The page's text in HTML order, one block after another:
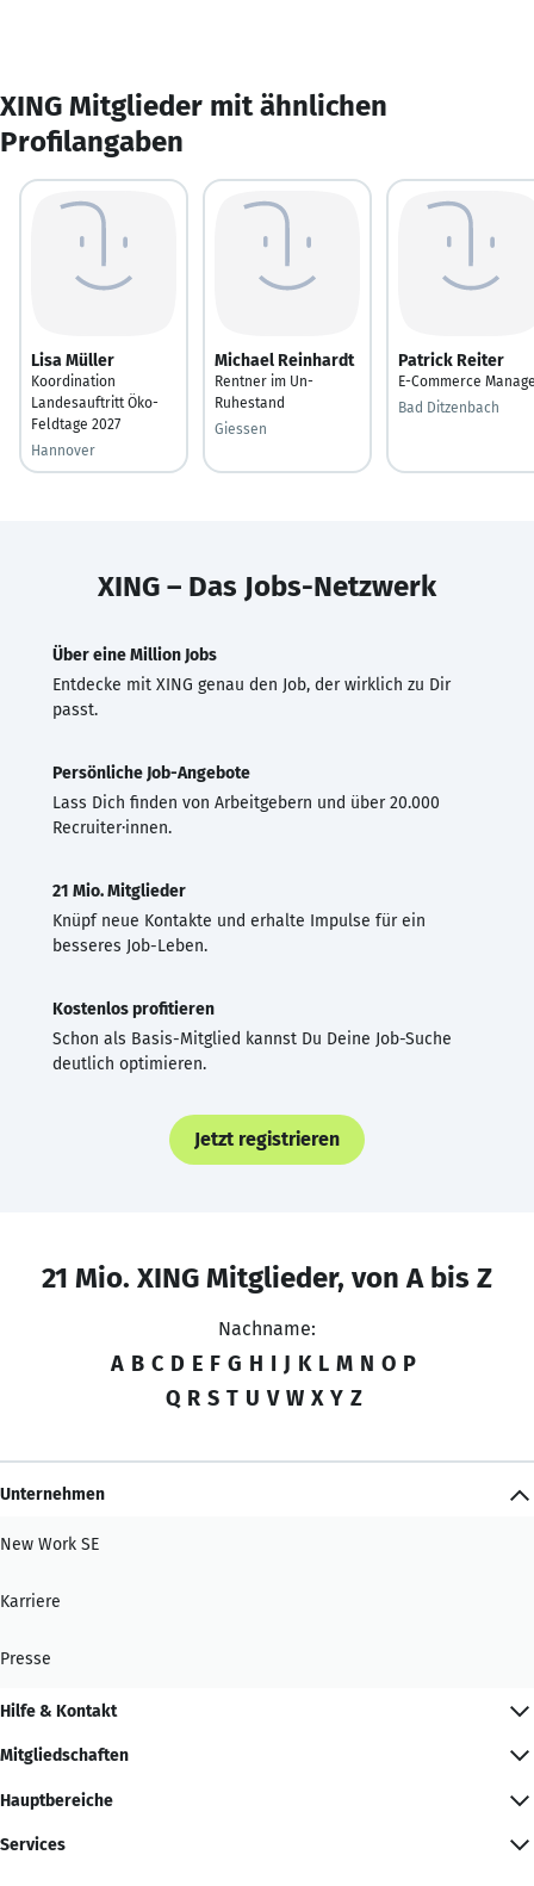
XING Mitglieder mit ähnlichen
Profilangaben
Lisa Müller
Koordination
Landesauftritt Öko-
Feldtage 2027
Hannover
Michael Reinhardt
Rentner im Un-
Ruhestand
Giessen
Patrick Reiter
E-Commerce
Bad Ditzenbach
XING – Das Jobs-Netzwerk
Über eine Million Jobs
Entdecke mit XING genau den Job, der wirklich zu Dir
passt.
Persönliche Job-Angebote
Lass Dich finden von Arbeitgebern und über 20.000
Recruiter·innen.
21 Mio. Mitglieder
Knüpf neue Kontakte und erhalte Impulse für ein
besseres Job-Leben.
Kostenlos profitieren
Schon als Basis-Mitglied kannst Du Deine Job-Suche
deutlich optimieren.
Jetzt registrieren
21 Mio. XING Mitglieder, von A bis Z
Nachname:
A B C D E F G H I J K L M N O P
Q R S T U V W X Y Z
Unternehmen
New Work SE
Karriere
Presse
Hilfe & Kontakt
Mitgliedschaften
Hauptbereiche
Services